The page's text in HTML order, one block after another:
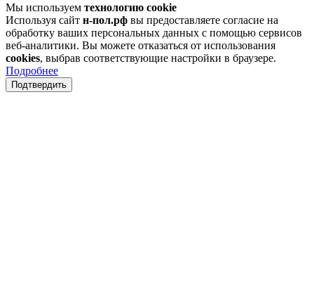
Мы используем технологию cookie
Используя сайт н-пол.рф вы предоставляете согласие на
обработку ваших персональных данных с помощью сервисов
веб-аналитики. Вы можете отказаться от использования
cookies, выбрав соответствующие настройки в браузере.
Подробнее
Подтвердить